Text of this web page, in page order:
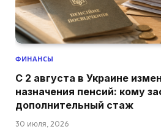
ФИНАНСЫ
С 2 августа в Украине
назначения пенсий: кому
дополнительный стаж
30 июля, 2026